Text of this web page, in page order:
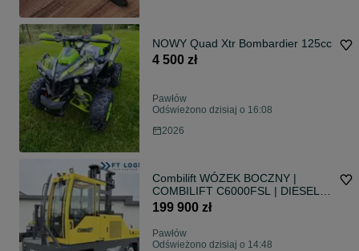
NOWY Quad Xtr Bombardier 125cc
4 500 zł
Pawłów
Odświeżono dzisiaj o 16:08
2026
Combilift WÓZEK BOCZNY |
COMBILIFT C6000FSL | DIESEL |
DUPLEX 4500MM | POZYCJONER
oferta wózków czterokierunkowych
i bocznych, dopasowanych do
199 900 zł
Pawłów
Odświeżono dzisiaj o 14:48